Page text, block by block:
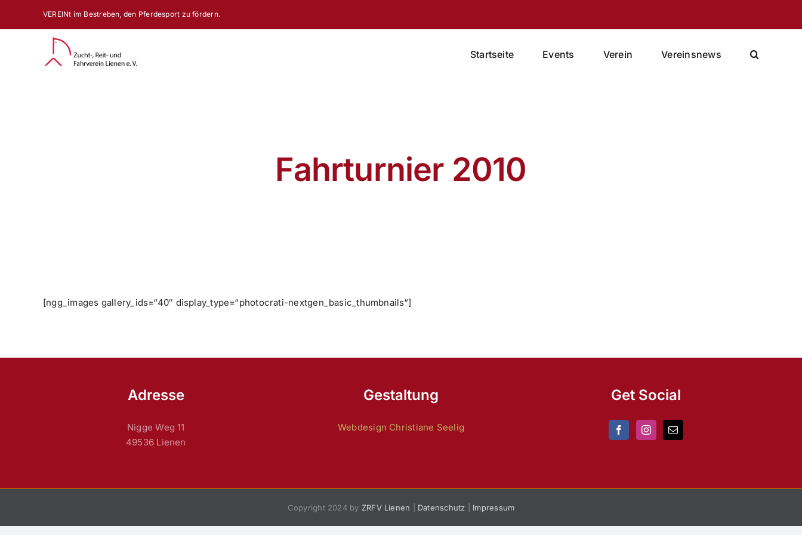
VEREINt im Bestreben, den Pferdesport zu fördern.
Startseite Events Verein Vereinsnews
Fahrturnier 2010
[ngg_images gallery_ids=“40″ display_type=“photocrati-nextgen_basic_thumbnails“]
Adresse
Nigge Weg 11
49536 Lienen
Gestaltung
Webdesign Christiane Seelig
Get Social
Copyright 2024 by ZRFV Lienen Datenschutz Impressum